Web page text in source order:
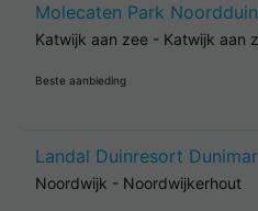
Molecaten Park
Katwijk aan zee - Katwijk aan
Beste aanbieding
Landal Duinresort Dunimar
Noordwijk - Noordwijkerhout